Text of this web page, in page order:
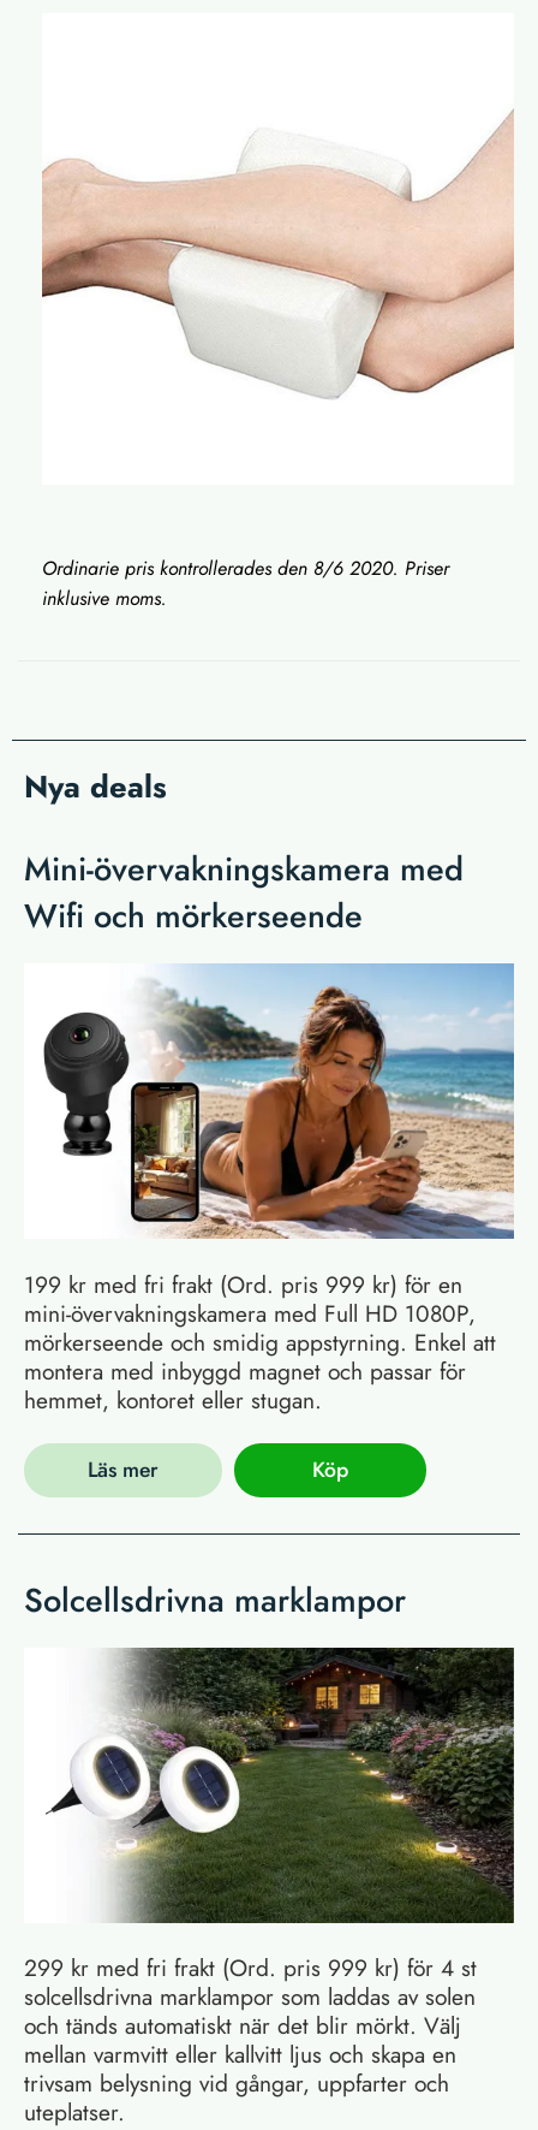
Ordinarie pris kontrollerades den 8/6 2020. Priser
inklusive moms.
Nya deals
Mini-övervakningskamera med
Wifi och mörkerseende
199 kr med fri frakt (Ord. pris 999 kr) för en
mini-övervakningskamera med Full HD 1080P,
mörkerseende och smidig appstyrning. Enkel att
montera med inbyggd magnet och passar för
hemmet, kontoret eller stugan.
Läs mer Köp
Solcellsdrivna marklampor
299 kr med fri frakt (Ord. pris 999 kr) för 4 st
solcellsdrivna marklampor som laddas av solen
och tänds automatiskt när det blir mörkt. Välj
mellan varmvitt eller kallvitt ljus och skapa en
trivsam belysning vid gångar, uppfarter och
uteplatser.